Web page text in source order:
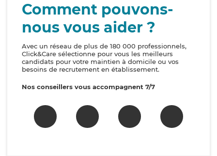
Comment pouvons-
nous vous aider ?
Avec un réseau de plus de 180 000 professionnels,
Click&Care sélectionne pour vous les meilleurs
candidats pour votre maintien à domicile ou vos
besoins de recrutement en établissement.
Nos conseillers vous accompagnent 7/7